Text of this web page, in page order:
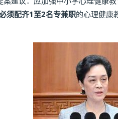
须配齐1至2名专兼职的心理健康